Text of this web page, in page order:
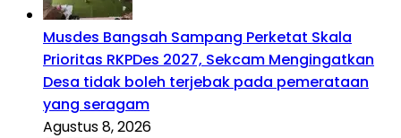
Musdes Bangsah Sampang Perketat Skala
Prioritas RKPDes 2027, Sekcam Mengingatkan
Desa tidak boleh terjebak pada pemerataan
yang seragam
Agustus 8, 2026